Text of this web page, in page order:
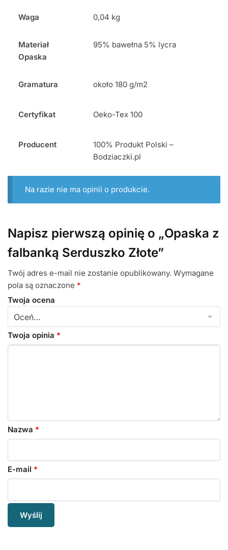
Waga 0,04 kg
Materiał
Opaska
95% bawełna 5% lycra
Gramatura około 180 g/m2
Certyfikat Oeko-Tex 100
Producent
100% Produkt Polski –
Bodziaczki.pl
Na razie nie ma opinii o produkcie.
Napisz pierwszą opinię o „Opaska z
falbanką Serduszko Złote”
Twój adres e-mail nie zostanie opublikowany. Wymagane
pola są oznaczone *
Twoja ocena
Twoja opinia *
Nazwa *
E-mail *